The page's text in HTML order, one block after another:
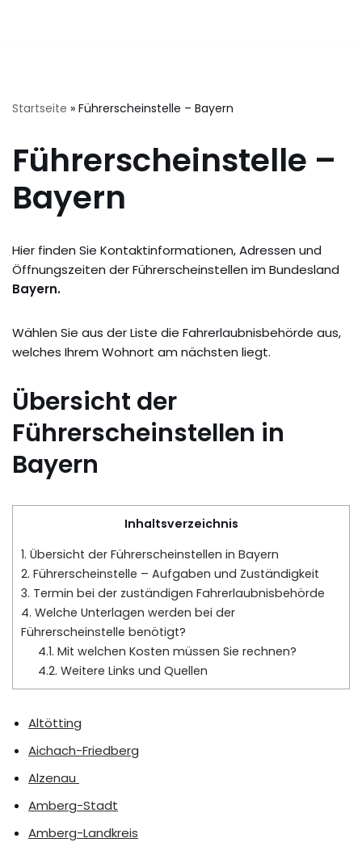
Startseite » Führerscheinstelle – Bayern
Führerscheinstelle –
Bayern
Hier finden Sie Kontaktinformationen, Adressen und
Öffnungszeiten der Führerscheinstellen im Bundesland
Bayern.
Wählen Sie aus der Liste die Fahrerlaubnisbehörde aus,
welches Ihrem Wohnort am nächsten liegt.
Übersicht der
Führerscheinstellen in
Bayern
Inhaltsverzeichnis
1. Übersicht der Führerscheinstellen in Bayern
2. Führerscheinstelle – Aufgaben und Zuständigkeit
3. Termin bei der zuständigen Fahrerlaubnisbehörde
4. Welche Unterlagen werden bei der
Führerscheinstelle benötigt?
4.1. Mit welchen Kosten müssen Sie rechnen?
4.2. Weitere Links und Quellen
Altötting
Aichach-Friedberg
Alzenau
Amberg-Stadt
Amberg-Landkreis